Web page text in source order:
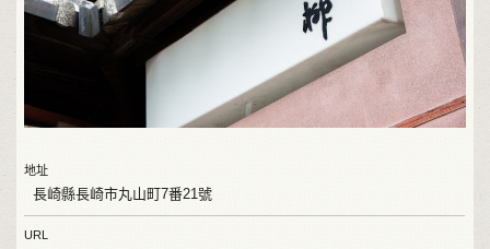
地址
長崎縣長崎市丸山町7番21號
URL